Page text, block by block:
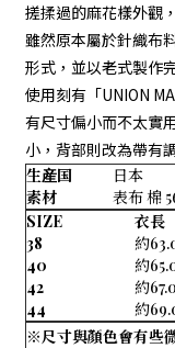
搓揉過的麻花樣外觀
雖然原本屬於針織布
形式，並以老式製作
使用刻有「UNION
有尺寸偏小而不太實
小，背部則改為帶有
生産国
日本
素材
表布 棉
SIZE
衣長
38
約
40
約
42
約
44
約
※尺寸與顏色會有些